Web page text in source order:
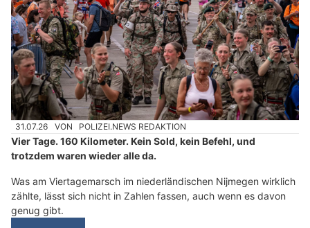
31.07.26 VON POLIZEI.NEWS REDAKTION
Vier Tage. 160 Kilometer. Kein Sold, kein Befehl, und
trotzdem waren wieder alle da.
Was am Viertagemarsch im niederländischen Nijmegen wirklich
zählte, lässt sich nicht in Zahlen fassen, auch wenn es davon
genug gibt.